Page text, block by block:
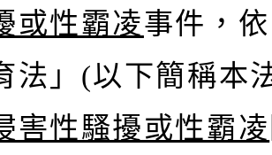
或性霸凌事件，
法」(以下簡稱本
害性騷擾或性霸凌